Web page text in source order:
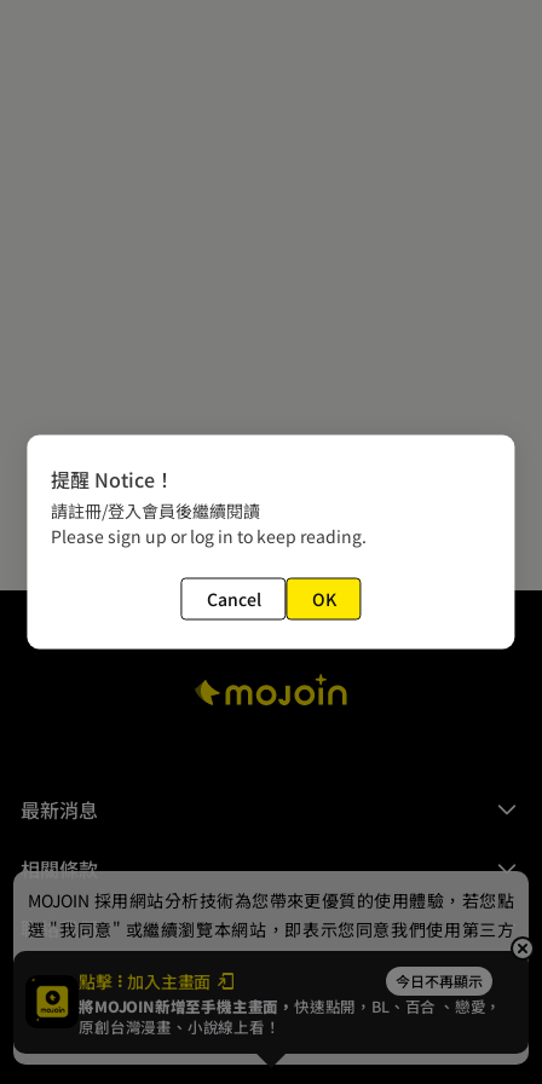
最新消息
相關條款
聯絡我們
© 2024 gamania Digital Entertainment Co., Ltd.
點擊 加入主畫面 今日不再顯示
將MOJOIN新增至手機主畫面，快速點開，BL、 百合 、戀愛，
原創台灣漫畫、小說線上看！
MOJOIN 採用網站分析技術為您帶來更優質的使用體驗，若您點
選 "我同意" 或繼續瀏覽本網站，即表示您同意我們使用第三方
Cookie，欲瞭解更多資訊請見隱私權政策。
我同意
提醒 Notice！
請註冊/登入會員後繼續閱讀
Please sign up or log in to keep reading.
Cancel OK